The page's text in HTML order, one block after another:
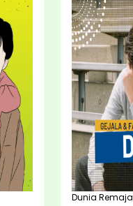
Dunia Remaja